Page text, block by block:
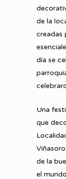
de la
creadas
día se
Una
que
Viñasoro
de la
el